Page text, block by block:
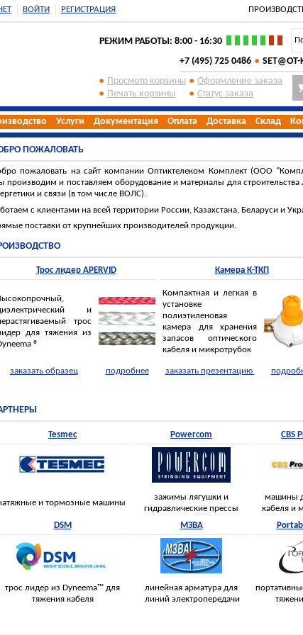
ВОЙТИ РЕГИСТРАЦИЯ
+7 (495) 725 0486 SET@OT-
Просмотр корзины
Оформление заказа
Печать корзины
Cтатус заказа
РЕЖИМ РАБОТЫ: 8:00 - 16:30
Услуги Документация Оплата Доставка Склад
ПОЖАЛОВАТЬ
пожаловать на сайт компании Оптиктелеком Комплект (ООО
производим и поставляем оборудование и материалы для строительства
и связи (в том числе ВОЛС).
с клиентами на всей территории России, Казахстана, Беларуси и
поставки от крупнейших производителей продукции.
Трос лидер APERVID Камера К-ТКП
и
трос
для тяжения из
®
Компактная и легкая в
установке
полиэтиленовая
камера для хранения
запасов оптического
кабеля и микротрубок
заказать образец подробнее заказать презентацию
Tesmec Powercom CBS
и тормозные машины
зажимы лягушки и
гидравлические прессы
машины
кабеля и
DSM
МЗВА
трос лидер из Dyneema™ для
тяжения кабеля
линейная арматура для
линий электропередачи